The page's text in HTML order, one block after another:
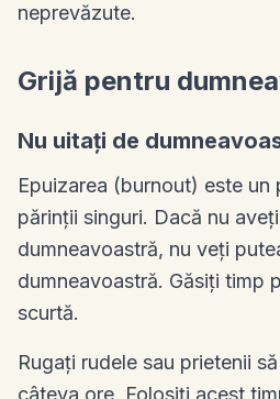
neprevăzute.
Grijă pentru
Nu uitați de
Epuizarea (burnout) este un
părinții singuri. Dacă nu
dumneavoastră, nu veți
dumneavoastră. Găsiți timp
scurtă.
Rugați rudele sau prietenii